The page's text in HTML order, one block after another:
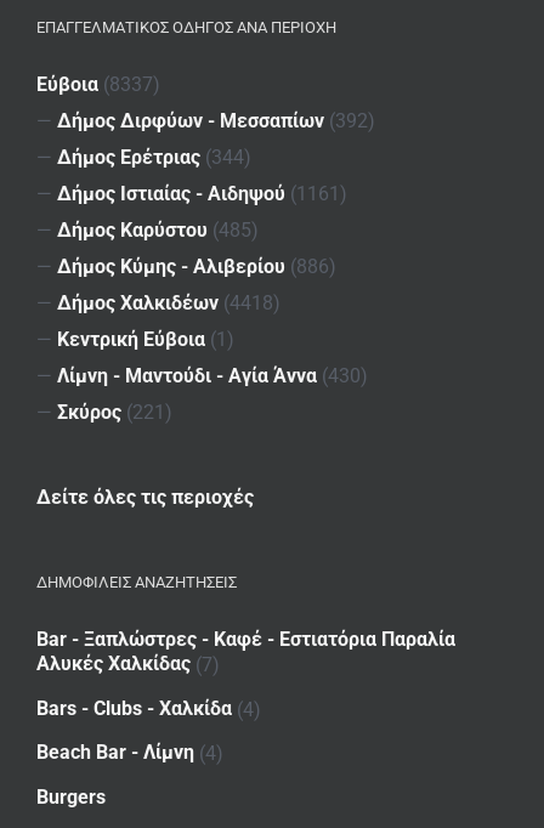
ΕΠΑΓΓΕΛΜΑΤΙΚΌΣ ΟΔΗΓΌΣ ΑΝΆ ΠΕΡΙΟΧΉ
Εύβοια (8337)
— Δήμος Διρφύων - Μεσσαπίων (392)
— Δήμος Ερέτριας (344)
— Δήμος Ιστιαίας - Αιδηψού (1161)
— Δήμος Καρύστου (485)
— Δήμος Κύμης - Αλιβερίου (886)
— Δήμος Χαλκιδέων (4418)
— Κεντρική Εύβοια (1)
— Λίμνη - Μαντούδι - Αγία Άννα (430)
— Σκύρος (221)
Δείτε όλες τις περιοχές
ΔΗΜΟΦΙΛΕΙΣ ΑΝΑΖΗΤΗΣΕΙΣ
Bar - Ξαπλώστρες - Καφέ - Εστιατόρια Παραλία
Αλυκές Χαλκίδας (7)
Bars - Clubs - Χαλκίδα (4)
Beach Bar - Λίμνη (4)
Burgers